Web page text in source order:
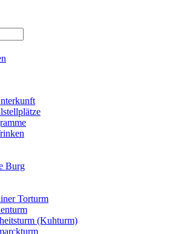
Burg
Torturm
(Kuhturm)